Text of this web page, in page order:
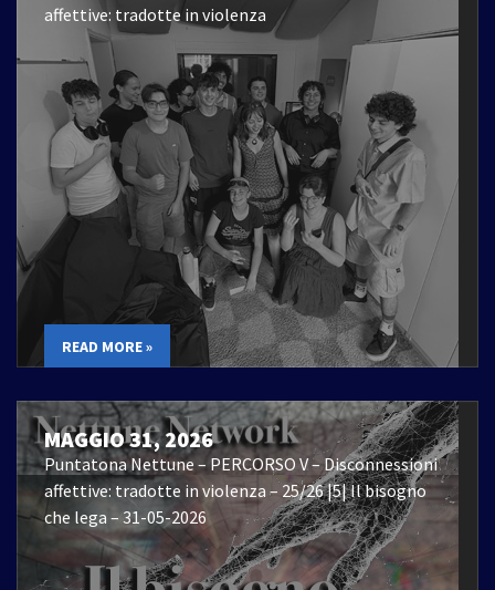
affettive: tradotte in violenza
READ MORE »
MAGGIO 31, 2026
Puntatona Nettune – PERCORSO V – Disconnessioni
affettive: tradotte in violenza – 25/26 |5| Il bisogno
che lega – 31-05-2026